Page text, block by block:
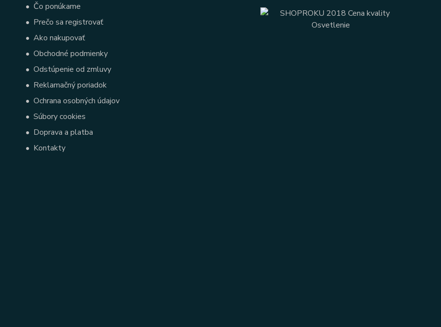
• Čo ponúkame
• Prečo sa registrovať
• Ako nakupovať
• Obchodné podmienky
• Odstúpenie od zmluvy
• Reklamačný poriadok
• Ochrana osobných údajov
• Súbory cookies
• Doprava a platba
• Kontakty